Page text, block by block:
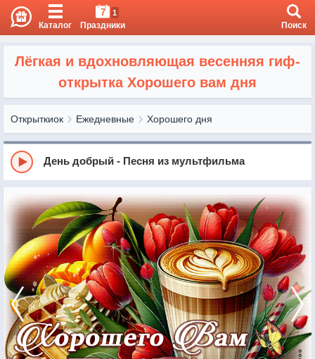
Каталог
7 1
Праздники Поиск
Лёгкая и вдохновляющая весенняя гиф-
открытка Хорошего вам дня
Открыткиок Ежедневные Хорошего дня
День добрый - Песня из мультфильма